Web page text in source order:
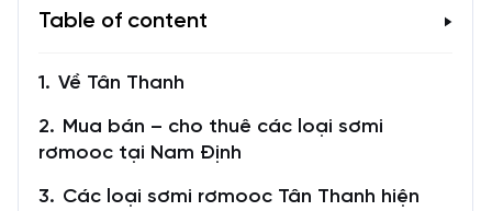
Table of content
Về Tân Thanh
Mua bán – cho thuê các loại sơmi
rơmooc tại Nam Định
Các loại sơmi rơmooc Tân Thanh hiện